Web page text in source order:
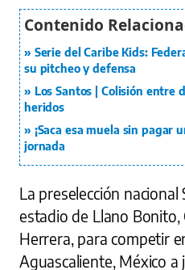
Serie del Caribe Kids:
su pitcheo y defensa
Los Santos | Colisión entre
heridos
¡Saca esa muela sin pagar
jornada
La preselección nacional
estadio de Llano Bonito,
Herrera, para competir
Aguascaliente, México a